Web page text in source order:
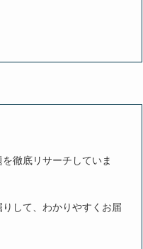
徹底リサーチしていま
して、わかりやすくお届